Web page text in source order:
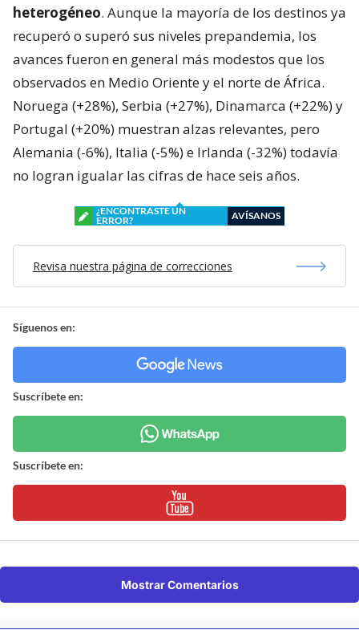
heterogéneo. Aunque la mayoría de los destinos ya
recuperó o superó sus niveles prepandemia, los
avances fueron en general más modestos que los
observados en Medio Oriente y el norte de África.
Noruega (+28%), Serbia (+27%), Dinamarca (+22%) y
Portugal (+20%) muestran alzas relevantes, pero
Alemania (-6%), Italia (-5%) e Irlanda (-32%) todavía
no logran igualar las cifras de hace seis años.
¿ENCONTRASTE UN
ERROR?
AVÍSANOS
Revisa nuestra página de correcciones
Síguenos en:
Suscríbete en:
Suscríbete en:
Mostrar Comentarios